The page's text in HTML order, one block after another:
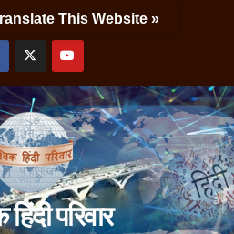
2026 10:43:22 AM
परिवार
This Website »